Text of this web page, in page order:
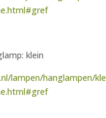
klein
lampen/hanglampen/